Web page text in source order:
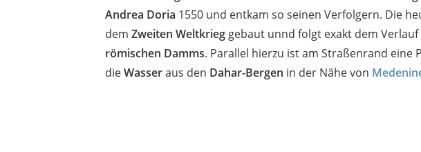
Andrea Doria 1550 und entkam so seinen Verfolgern. Die
dem Zweiten Weltkrieg gebaut unnd folgt exakt dem Verlauf
römischen Damms. Parallel hierzu ist am Straßenrand eine
dieWasseraus den Dahar-Bergen in der Nähe von